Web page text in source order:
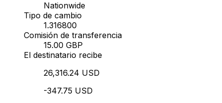
Nationwide
Tipo de cambio
1.316800
Comisión de transferencia
15.00 GBP
El destinatario recibe
26,316.24 USD
-347.75 USD